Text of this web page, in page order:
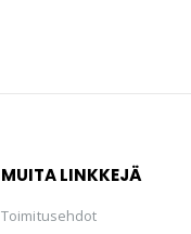
MUITA LINKKEJÄ
Toimitusehdot